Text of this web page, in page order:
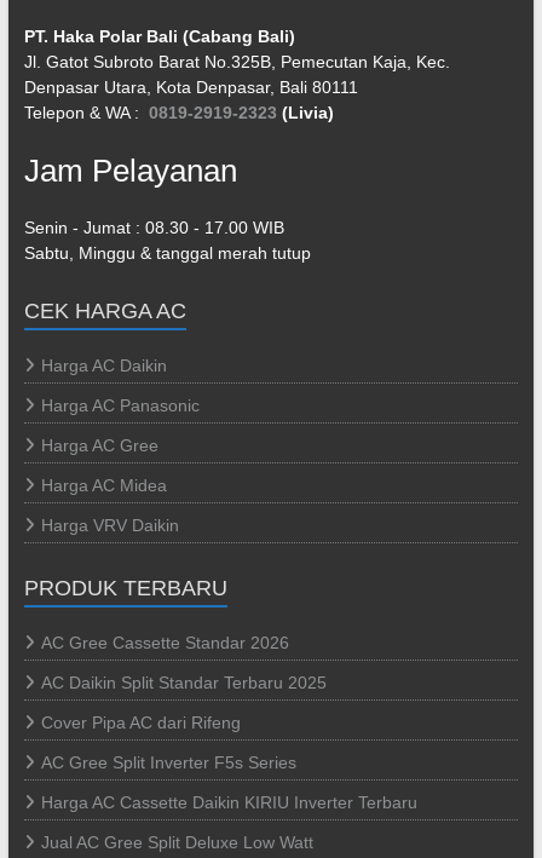
PT. Haka Polar Bali (Cabang Bali)
Jl. Gatot Subroto Barat No.325B, Pemecutan Kaja, Kec.
Denpasar Utara, Kota Denpasar, Bali 80111
Telepon & WA : 0819-2919-2323 (Livia)
Jam Pelayanan
Senin - Jumat : 08.30 - 17.00 WIB
Sabtu, Minggu & tanggal merah tutup
CEK HARGA AC
Harga AC Daikin
Harga AC Panasonic
Harga AC Gree
Harga AC Midea
Harga VRV Daikin
PRODUK TERBARU
AC Gree Cassette Standar 2026
AC Daikin Split Standar Terbaru 2025
Cover Pipa AC dari Rifeng
AC Gree Split Inverter F5s Series
Harga AC Cassette Daikin KIRIU Inverter Terbaru
Jual AC Gree Split Deluxe Low Watt